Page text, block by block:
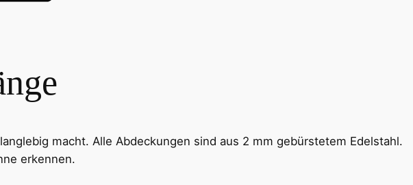
macht. Alle Abdeckungen sind aus 2 mm gebürstetem Edelstahl.
erkennen.